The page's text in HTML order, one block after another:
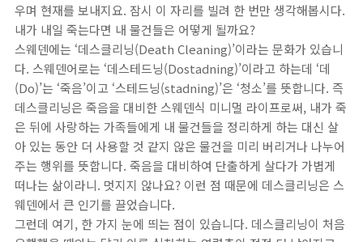
우며 현재를 보내지요. 잠시 이 자리를 빌려 한 번만 생각해봅시다.
내가 내일 죽는다면 내 물건들은 어떻게 될까요?
스웨덴에는 ‘데스클리닝(Death Cleaning)’이라는 문화가 있습니
다. 스웨덴어로는 ‘데스테드닝(Dostadning)’이라고 하는데 ‘데
(Do)’는 ‘죽음’이고 ‘스테드닝(stadning)’은 ‘청소’를 뜻합니다. 즉
데스클리닝은 죽음을 대비한 스웨덴식 미니멀 라이프로써, 내가 죽
은 뒤에 사랑하는 가족들에게 내 물건들을 정리하게 하는 대신 살
아 있는 동안 더 사용할 것 같지 않은 물건을 미리 버리거나 나누어
주는 행위를 뜻합니다. 죽음을 대비하여 단출하게 살다가 가볍게
떠나는 삶이라니. 멋지지 않나요? 이런 점 때문에 데스클리닝은 스
웨덴에서 큰 인기를 끌었습니다.
그런데 여기, 한 가지 눈에 띄는 점이 있습니다. 데스클리닝이 처음